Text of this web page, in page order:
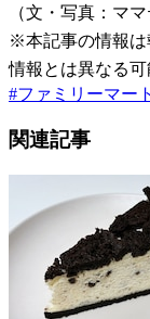
（文・写真：マ
※本記事の情報は
情報とは異なる
#ファミリーマート
関連記事